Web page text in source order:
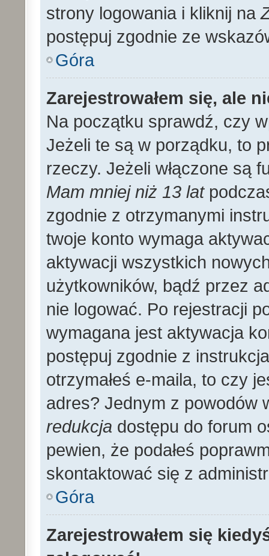
strony logowania i kliknij na
postępuj zgodnie ze
Góra
Zarejestrowałem się, ale
Na początku sprawdź, czy
Jeżeli te są w porządku, to
rzeczy. Jeżeli włączone są
Mam mniej niż 13 lat
zgodnie z otrzymanymi
twoje konto wymaga
aktywacji wszystkich
użytkowników, bądź przez
nie logować. Po rejestracji
wymagana jest aktywacja
postępuj zgodnie z
otrzymałeś e-maila, to czy
adres? Jednym z powodów
redukcja dostępu do forum
pewien, że podałeś
skontaktować się z
Góra
Zarejestrowałem się